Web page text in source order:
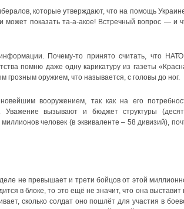
которые утверждают, что на помощь
может показать та-а-акое! Встречный вопрос — и
Почему-то принято считать, что
помню даже одну карикатуру из газеты
грозным оружием, что называется, с головы до ног.
вооружением, так как на его
Уважение вызывают и бюджет структуры
человек (в эквиваленте – 58 дивизий),
не превышает и трети бойцов от этой
в блоке, то это ещё не значит, что она выставит
сколько солдат оно пошлёт для участия в